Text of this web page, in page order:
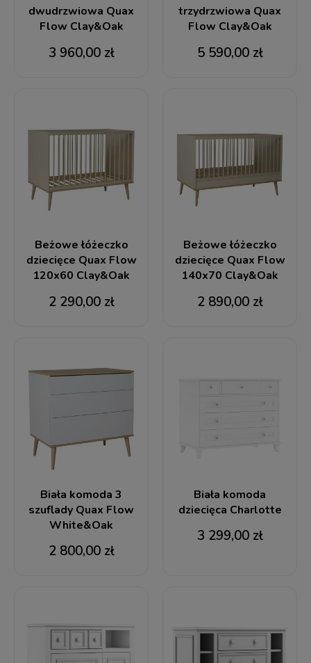
dwudrzwiowa Quax
Flow Clay&Oak
3 960,00 zł
trzydrzwiowa Quax
Flow Clay&Oak
5 590,00 zł
Beżowe łóżeczko
dziecięce Quax Flow
120x60 Clay&Oak
2 290,00 zł
Beżowe łóżeczko
dziecięce Quax Flow
140x70 Clay&Oak
2 890,00 zł
Biała komoda 3
szuflady Quax Flow
White&Oak
2 800,00 zł
Biała komoda
dziecięca Charlotte
3 299,00 zł